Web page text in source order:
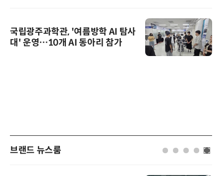
국립광주과학관, '여름방학 AI 탐사
대' 운영…10개 AI 동아리 참가
브랜드 뉴스룸